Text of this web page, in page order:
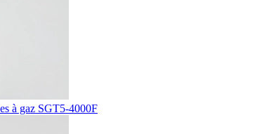
à gaz SGT5-4000F